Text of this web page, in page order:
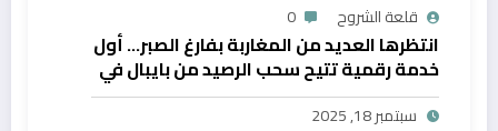
قلعة الشروح 0
انتظرها العديد من المغاربة بفارغ الصبر… أول
خدمة رقمية تتيح سحب الرصيد من بايبال في
المغرب
سبتمبر 18, 2025